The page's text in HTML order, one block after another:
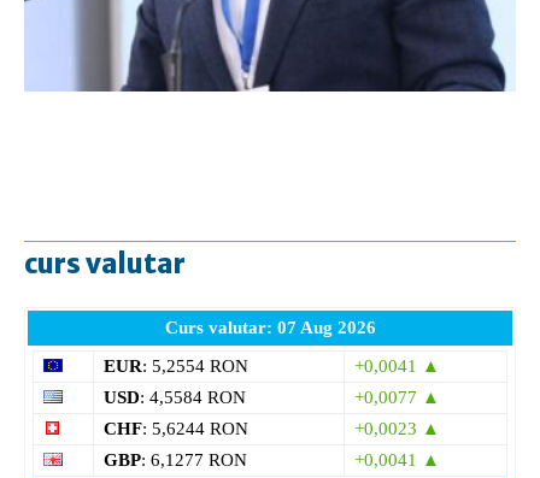
curs valutar
Curs valutar: 07 Aug 2026
EUR: 5,2554 RON
+0,0041 ▲
USD: 4,5584 RON
+0,0077 ▲
CHF: 5,6244 RON
+0,0023 ▲
GBP: 6,1277 RON
+0,0041 ▲